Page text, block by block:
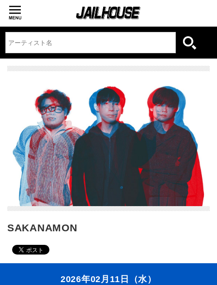
SAKANAMON
2026年02月11日（水）